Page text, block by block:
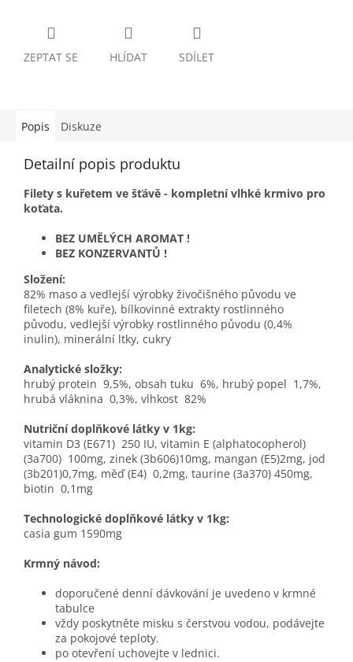
ZEPTAT SE HLÍDAT SDÍLET
Popis Diskuze
Detailní popis produktu
Filety s kuřetem ve šťávě - kompletní vlhké krmivo pro
koťata.
BEZ UMĚLÝCH AROMAT !
BEZ KONZERVANTŮ !
Složení:
82% maso a vedlejší výrobky živočišného původu ve
filetech (8% kuře), bílkovinné extrakty rostlinného
původu, vedlejší výrobky rostlinného původu (0,4%
inulin), minerální ltky, cukry
Analytické složky:
hrubý protein 9,5%, obsah tuku 6%, hrubý popel 1,7%,
hrubá vláknina 0,3%, vlhkost 82%
Nutriční doplňkové látky v 1kg:
vitamin D3 (E671) 250 IU, vitamin E (alphatocopherol)
(3a700) 100mg, zinek (3b606)10mg, mangan (E5)2mg, jod
(3b201)0,7mg, měď (E4) 0,2mg, taurine (3a370) 450mg,
biotin 0,1mg
Technologické doplňkové látky v 1kg:
casia gum 1590mg
Krmný návod:
doporučené denní dávkování je uvedeno v krmné
tabulce
vždy poskytněte misku s čerstvou vodou, podávejte
za pokojové teploty.
po otevření uchovejte v lednici.